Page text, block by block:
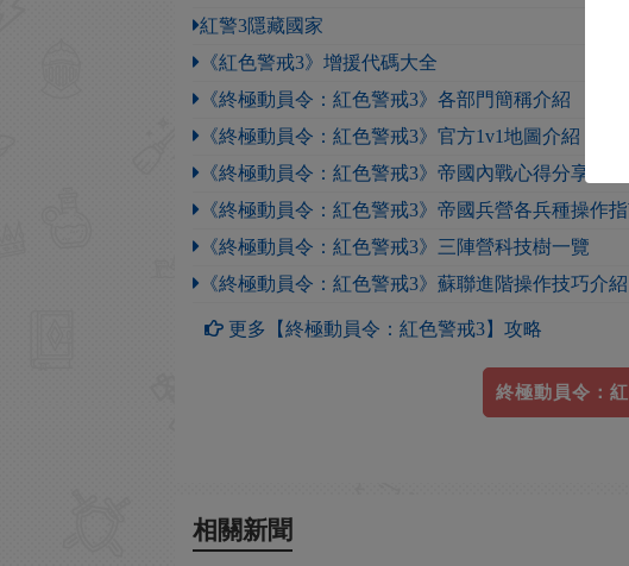
紅警3隱藏國家
《紅色警戒3》增援代碼大全
《終極動員令：紅色警戒3》各部門簡稱介紹
《終極動員令：紅色警戒3》官方1v1地圖介紹
《終極動員令：紅色警戒3》帝國內戰心得分享
《終極動員令：紅色警戒3》帝國兵營各兵種操作
《終極動員令：紅色警戒3》三陣營科技樹一覽
《終極動員令：紅色警戒3》蘇聯進階操作技巧介紹
更多【終極動員令：紅色警戒3】攻略
終極動員令：
相關新聞